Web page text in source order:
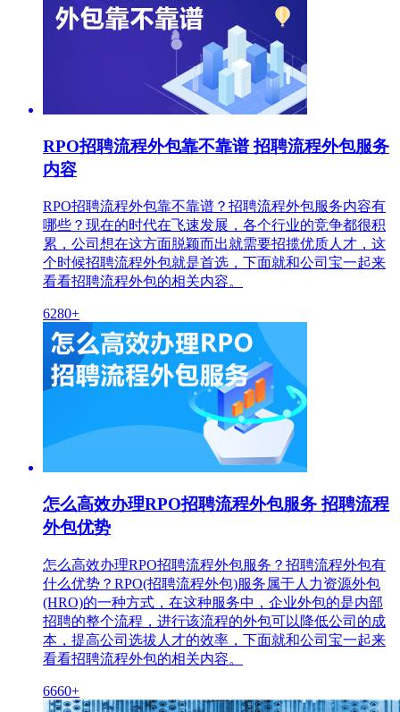
RPO招聘流程外包靠不靠谱 招聘流程外包服务
内容
RPO招聘流程外包靠不靠谱？招聘流程外包服务内容有
哪些？现在的时代在飞速发展，各个行业的竞争都很积
累，公司想在这方面脱颖而出就需要招揽优质人才，这
个时候招聘流程外包就是首选，下面就和公司宝一起来
看看招聘流程外包的相关内容。
6280+
怎么高效办理RPO招聘流程外包服务 招聘流程
外包优势
怎么高效办理RPO招聘流程外包服务？招聘流程外包有
什么优势？RPO(招聘流程外包)服务属于人力资源外包
(HRO)的一种方式，在这种服务中，企业外包的是内部
招聘的整个流程，进行该流程的外包可以降低公司的成
本，提高公司选拔人才的效率，下面就和公司宝一起来
看看招聘流程外包的相关内容。
6660+